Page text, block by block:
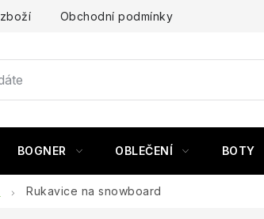
Obchodní podmínky
BOGNER OBLEČENÍ BOTY
Rukavice na snowboard